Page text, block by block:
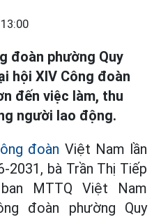
đoàn phường Quy
hội XIV Công đoàn
đến việc làm, thu
người lao động.
đoàn Việt Nam lần
2031, bà Trần Thị Tiếp
MTTQ Việt Nam
đoàn phường Quy